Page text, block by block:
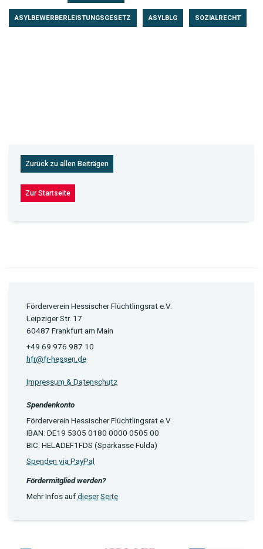
ASYLBEWERBERLEISTUNGSGESETZ ASYLBLG SOZIALRECHT
Zurück zu allen Beiträgen
Zur Startseite
Förderverein Hessischer Flüchtlingsrat e.V.
Leipziger Str. 17
60487 Frankfurt am Main
+49 69 976 987 10
hfr@fr-hessen.de
Impressum & Datenschutz
Spendenkonto
Förderverein Hessischer Flüchtlingsrat e.V.
IBAN: DE19 5305 0180 0000 0505 00
BIC: HELADEF1FDS (Sparkasse Fulda)
Spenden via PayPal
Fördermitglied werden?
Mehr Infos aufdieser Seite